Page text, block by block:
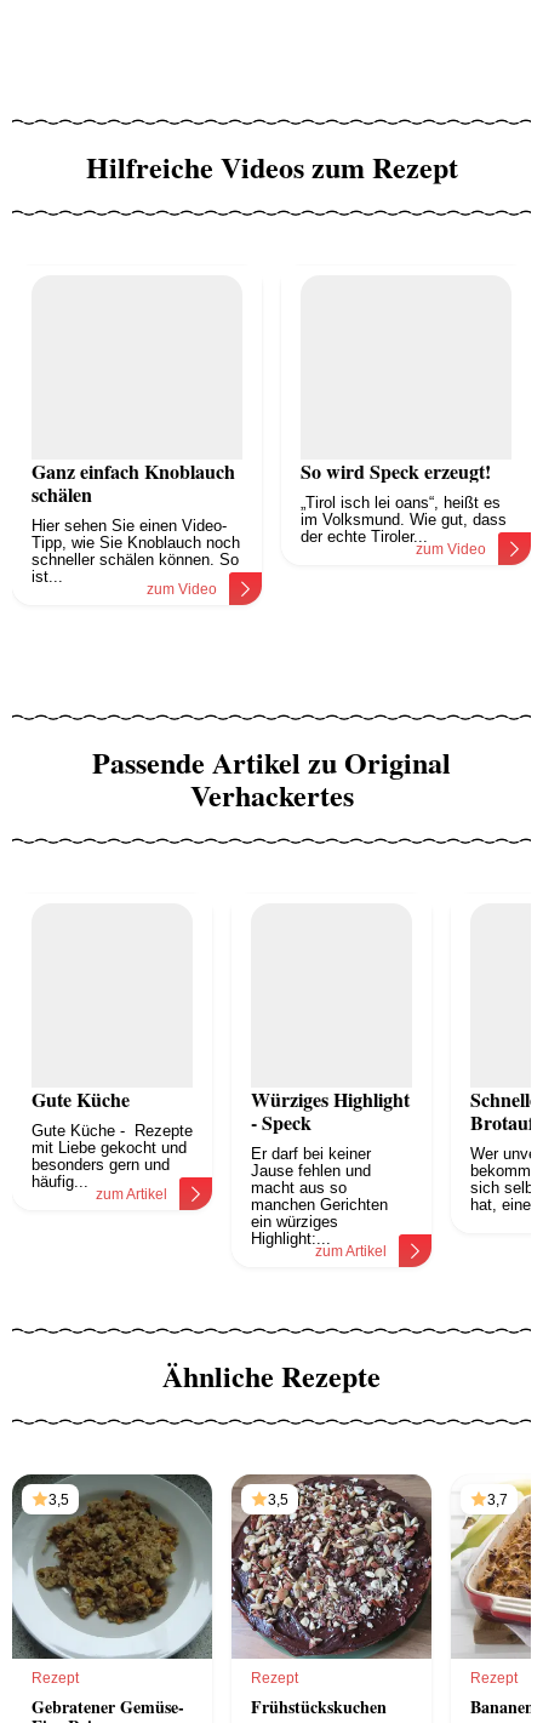
Hilfreiche Videos zum Rezept
Ganz einfach Knoblauch
schälen
Hier sehen Sie einen Video-
Tipp, wie Sie Knoblauch noch
schneller schälen können. So
ist...
zum Video
So wird Speck erzeugt!
„Tirol isch lei oans“, heißt es
im Volksmund. Wie gut, dass
der echte Tiroler...
zum Video
Passende Artikel zu Original
Verhackertes
Gute Küche
Gute Küche - Rezepte
mit Liebe gekocht und
besonders gern und
häufig...
zum Artikel
Würziges Highlight
- Speck
Er darf bei keiner
Jause fehlen und
macht aus so
manchen Gerichten
ein würziges
Highlight:...
zum Artikel
Wer
bekommt
sich
hat, eine
Ähnliche Rezepte
3,5
Rezept
Gebratener Gemüse-
3,5
Rezept
Frühstückskuchen
3,7
Rezept